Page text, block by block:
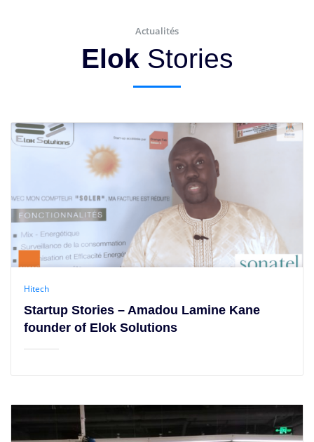
Actualités
Elok Stories
Hitech
Startup Stories – Amadou Lamine Kane
founder of Elok Solutions